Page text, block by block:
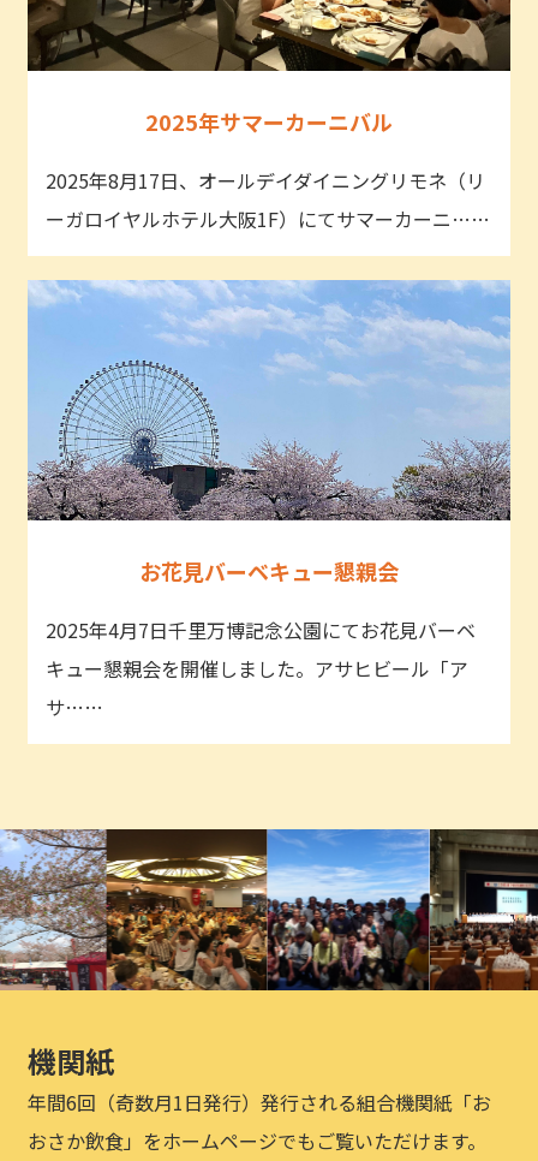
2025年サマーカーニバル
2025年8月17日、オールデイダイニングリモネ（リ
ーガロイヤルホテル大阪1F）にてサマーカーニ……
お花見バーベキュー懇親会
2025年4月7日千里万博記念公園にてお花見バーベ
キュー懇親会を開催しました。アサヒビール「ア
サ……
機関紙
年間6回（奇数月1日発行）発行される組合機関紙「お
おさか飲食」をホームページでもご覧いただけます。